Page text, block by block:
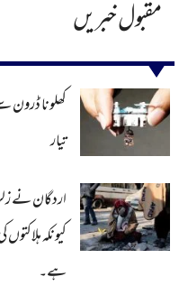
مقبول خبریں
کھلونا
تیار
اردگان نے
ہے۔